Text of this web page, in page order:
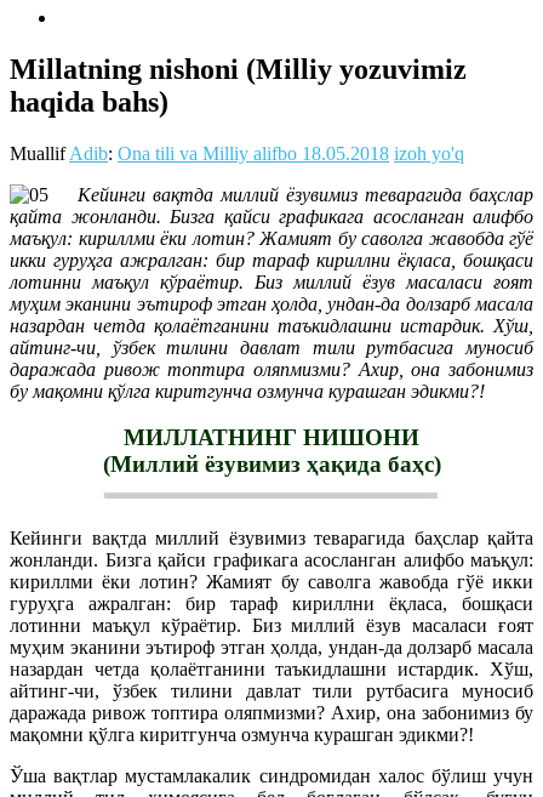
Millatning nishoni (Milliy yozuvimiz
haqida bahs)
MuallifAdib: Ona tili va Milliy alifbo 18.05.2018 izoh yo'q
Кейинги вақтда миллий ёзувимиз теварагида баҳслар
қайта жонланди. Бизга қайси графикага асосланган алифбо
маъқул: кириллми ёки лотин? Жамият бу саволга жавобда гўё
икки гуруҳга ажралган: бир тараф кириллни ёқласа, бошқаси
лотинни маъқул кўраётир. Биз миллий ёзув масаласи ғоят
муҳим эканини эътироф этган ҳолда, ундан-да долзарб масала
назардан четда қолаётганини таъкидлашни истардик. Хўш,
айтинг-чи, ўзбек тилини давлат тили рутбасига муносиб
даражада ривож топтира оляпмизми? Ахир, она забонимиз
бу мақомни қўлга киритгунча озмунча курашган эдикми?!
МИЛЛАТНИНГ НИШОНИ
(Миллий ёзувимиз ҳақида баҳс)
Кейинги вақтда миллий ёзувимиз теварагида баҳслар қайта
жонланди. Бизга қайси графикага асосланган алифбо маъқул:
кириллми ёки лотин? Жамият бу саволга жавобда гўё икки
гуруҳга ажралган: бир тараф кириллни ёқласа, бошқаси
лотинни маъқул кўраётир. Биз миллий ёзув масаласи ғоят
муҳим эканини эътироф этган ҳолда, ундан-да долзарб масала
назардан четда қолаётганини таъкидлашни истардик. Хўш,
айтинг-чи, ўзбек тилини давлат тили рутбасига муносиб
даражада ривож топтира оляпмизми? Ахир, она забонимиз бу
мақомни қўлга киритгунча озмунча курашган эдикми?!
Ўша вақтлар мустамлакалик синдромидан халос бўлиш учун